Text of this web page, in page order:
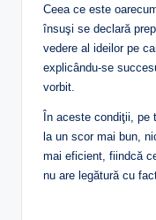
Ceea ce este
însuşi se declară
vedere al ideilor pe
explicându-se
vorbit.
În aceste condiţii, pe
la un scor mai bun,
mai eficient, fiindcă
nu are legătură cu